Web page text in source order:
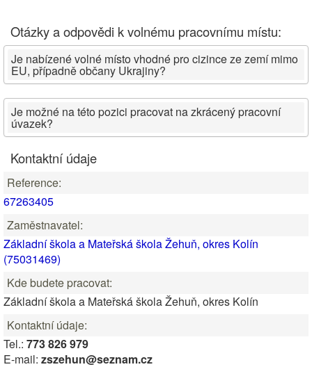
Otázky a odpovědi k volnému pracovnímu místu:
Je nabízené volné místo vhodné pro cizince ze zemí mimo
EU, případně občany Ukrajiny?
Je možné na této pozici pracovat na zkrácený pracovní
úvazek?
Kontaktní údaje
Reference:
67263405
Zaměstnavatel:
Základní škola a Mateřská škola Žehuň, okres Kolín
(75031469)
Kde budete pracovat:
Základní škola a Mateřská škola Žehuň, okres Kolín
Kontaktní údaje:
Tel.: 773 826 979
E-mail: zszehun@seznam.cz